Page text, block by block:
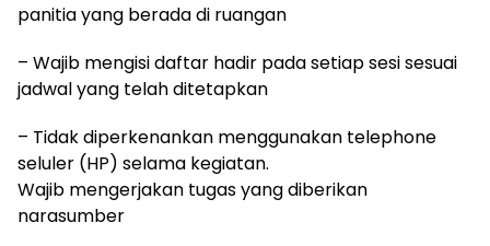
panitia yang berada di ruangan
– Wajib mengisi daftar hadir pada setiap sesi sesuai
jadwal yang telah ditetapkan
– Tidak diperkenankan menggunakan telephone
seluler (HP) selama kegiatan.
Wajib mengerjakan tugas yang diberikan
narasumber